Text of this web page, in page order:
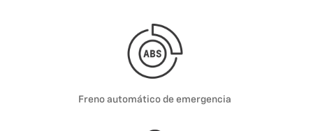
Freno automático de emergencia